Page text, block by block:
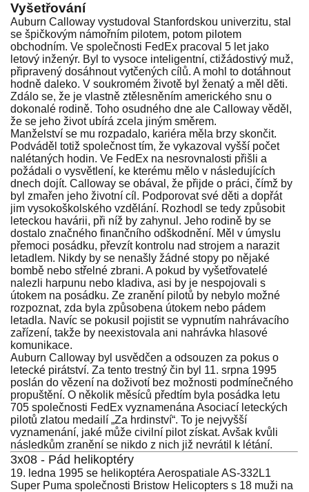
Vyšetřování
Auburn Calloway vystudoval Stanfordskou univerzitu, stal
se špičkovým námořním pilotem, potom pilotem
obchodním. Ve společnosti FedEx pracoval 5 let jako
letový inženýr. Byl to vysoce inteligentní, ctižádostivý muž,
připravený dosáhnout vytčených cílů. A mohl to dotáhnout
hodně daleko. V soukromém životě byl ženatý a měl děti.
Zdálo se, že je vlastně ztělesněním amerického snu o
dokonalé rodině. Toho osudného dne ale Calloway věděl,
že se jeho život ubírá zcela jiným směrem.
Manželství se mu rozpadalo, kariéra měla brzy skončit.
Podváděl totiž společnost tím, že vykazoval vyšší počet
nalétaných hodin. Ve FedEx na nesrovnalosti přišli a
požádali o vysvětlení, ke kterému mělo v následujících
dnech dojít. Calloway se obával, že přijde o práci, čímž by
byl zmařen jeho životní cíl. Podporovat své děti a dopřát
jim vysokoškolského vzdělání. Rozhodl se tedy způsobit
leteckou havárii, při níž by zahynul. Jeho rodině by se
dostalo značného finančního odškodnění. Měl v úmyslu
přemoci posádku, převzít kontrolu nad strojem a narazit
letadlem. Nikdy by se nenašly žádné stopy po nějaké
bombě nebo střelné zbrani. A pokud by vyšetřovatelé
nalezli harpunu nebo kladiva, asi by je nespojovali s
útokem na posádku. Ze zranění pilotů by nebylo možné
rozpoznat, zda byla způsobena útokem nebo pádem
letadla. Navíc se pokusil pojistit se vypnutím nahrávacího
zařízení, takže by neexistovala ani nahrávka hlasové
komunikace.
Auburn Calloway byl usvědčen a odsouzen za pokus o
letecké pirátství. Za tento trestný čin byl 11. srpna 1995
poslán do vězení na doživotí bez možnosti podmínečného
propuštění. O několik měsíců předtím byla posádka letu
705 společnosti FedEx vyznamenána Asociací leteckých
pilotů zlatou medailí „Za hrdinství“. To je nejvyšší
vyznamenání, jaké může civilní pilot získat. Avšak kvůli
následkům zranění se nikdo z nich již nevrátil k létání.
3x08 - Pád helikoptéry
19. ledna 1995 se helikoptéra Aerospatiale AS-332L1
Super Puma společnosti Bristow Helicopters s 18 muži na